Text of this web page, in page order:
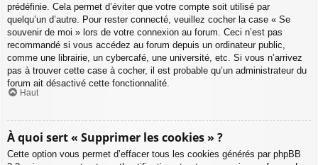
prédéfinie. Cela permet d’éviter que votre compte soit utilisé par
quelqu’un d’autre. Pour rester connecté, veuillez cocher la case « Se
souvenir de moi » lors de votre connexion au forum. Ceci n’est pas
recommandé si vous accédez au forum depuis un ordinateur public,
comme une librairie, un cybercafé, une université, etc. Si vous n’arrivez
pas à trouver cette case à cocher, il est probable qu’un administrateur du
forum ait désactivé cette fonctionnalité.
Haut
À quoi sert « Supprimer les cookies » ?
Cette option vous permet d’effacer tous les cookies générés par phpBB